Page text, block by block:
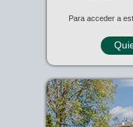
Para acceder a